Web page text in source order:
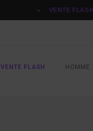
VENTE FLASH
VENTE FLASH HOMME